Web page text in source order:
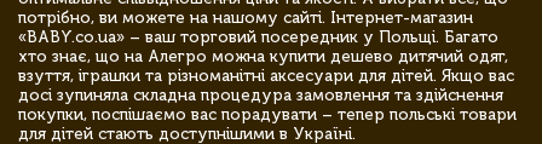
потрібно, ви можете на нашому сайті. Інтернет-магазин
«BABY.co.ua» – ваш торговий посередник у Польщі. Багато
хто знає, що на Алегро можна купити дешево дитячий одяг,
взуття, іграшки та різноманітні аксесуари для дітей. Якщо вас
досі зупиняла складна процедура замовлення та здійснення
покупки, поспішаємо вас порадувати – тепер польські товари
для дітей стають доступнішими в Україні.